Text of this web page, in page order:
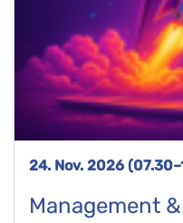
24. Nov. 2026
Management